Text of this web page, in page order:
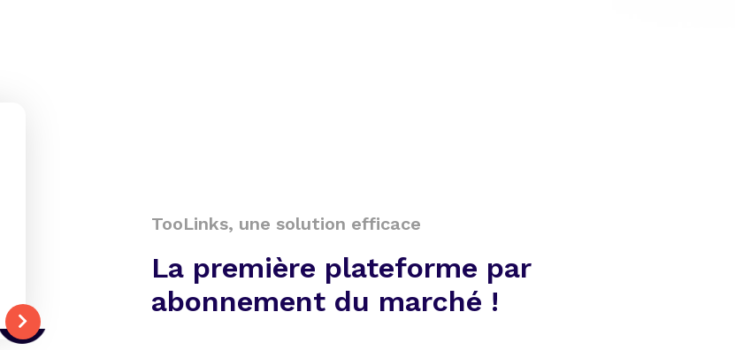
TooLinks, une solution efficace
La première plateforme par
abonnement du marché !